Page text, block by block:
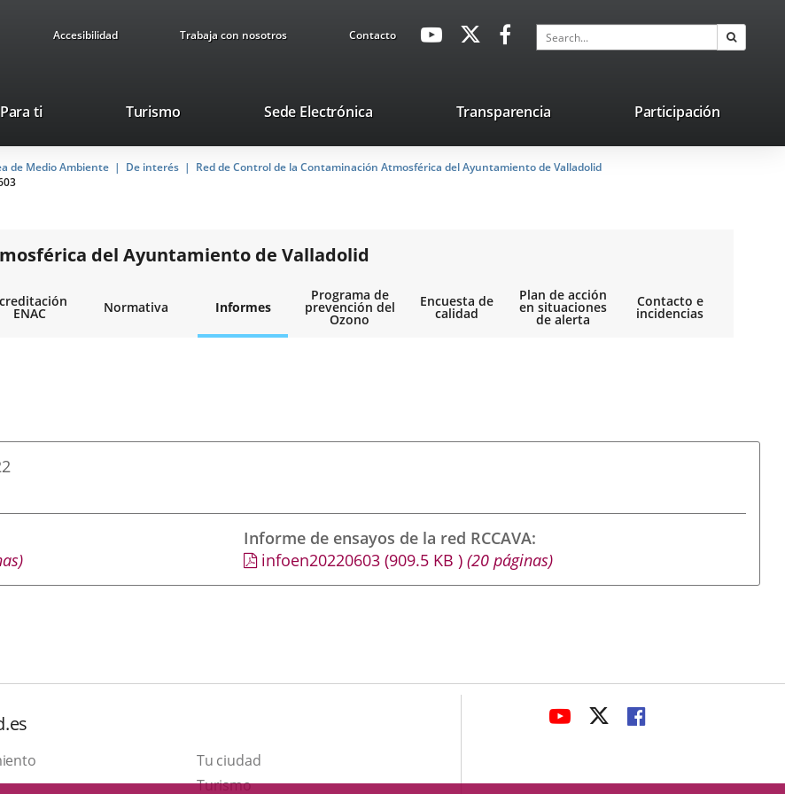
Accesibilidad Trabaja con nosotros ContactoavaHeaderSocial
Link
Link
application.
application.
Search
Para ti TurismoThis
will
open
up
window.
Sede ElectrónicaLink
external
application.
Transparencia Participación
de Medio Ambiente De interés
Red de Control de la Contaminación Atmosférica del Ayuntamiento de Valladolid
del Ayuntamiento de Valladolid
ENAC Normativa Informes
Programa de
prevención del
Ozono
Encuesta de
calidad
Plan de acción
en situaciones
de alerta
Contacto e
incidencias
Informe de ensayos de la red RCCAVA
infoen20220603 (909.5 KB) (20 páginas)
Tu ciudad
TurismoThis
LINK
APPLICATION.
LINK
APPLICATION.
LINK
APPLICATION.